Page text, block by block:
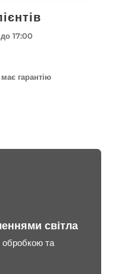
17:00
гарантію
світла
та